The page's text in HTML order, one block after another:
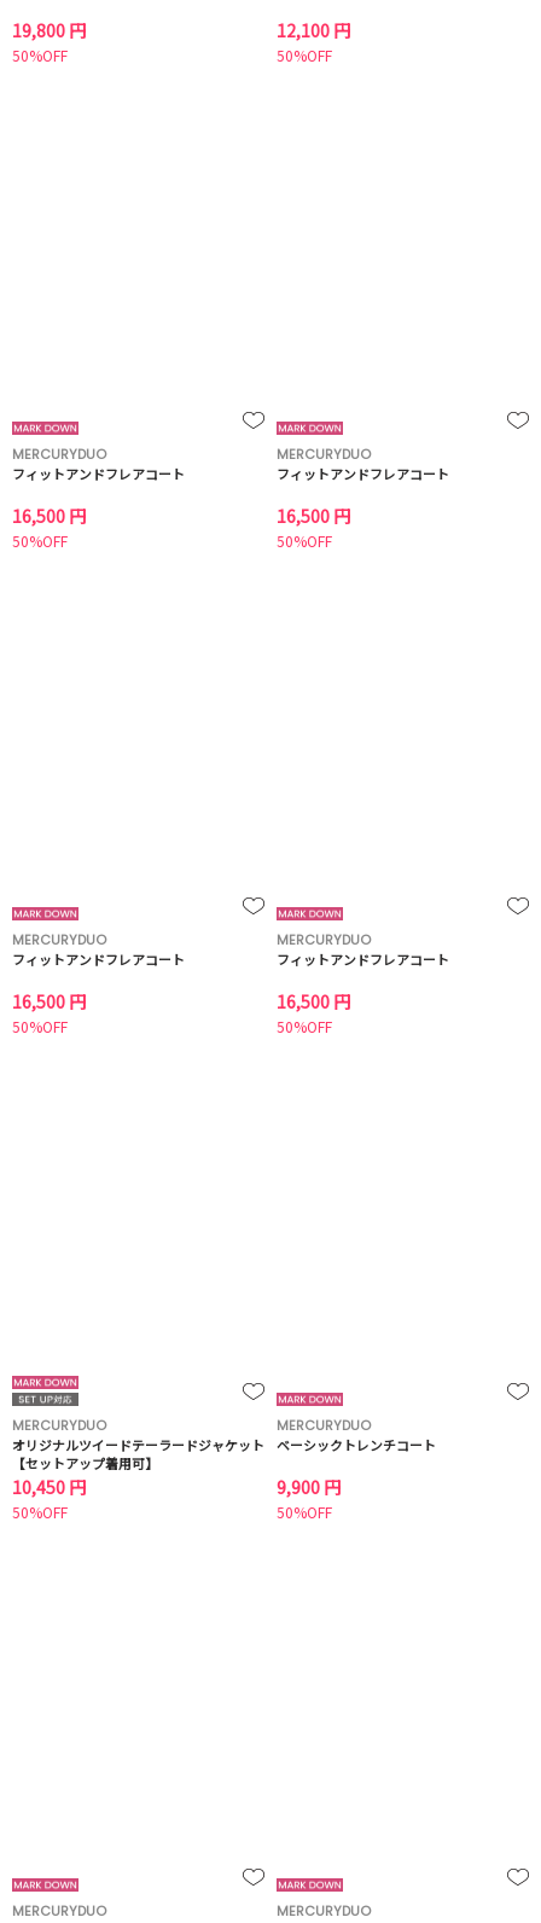
19,800 円
50%OFF
12,100 円
50%OFF
MERCURYDUO
フィットアンドフレアコート
16,500 円
50%OFF
MERCURYDUO
フィットアンドフレアコート
16,500 円
50%OFF
MERCURYDUO
フィットアンドフレアコート
16,500 円
50%OFF
MERCURYDUO
フィットアンドフレアコート
16,500 円
50%OFF
MERCURYDUO
オリジナルツイードテーラードジャケット
【セットアップ着用可】
10,450 円
50%OFF
MERCURYDUO
ベーシックトレンチコート
9,900 円
50%OFF
MERCURYDUO
MERCURYDUO